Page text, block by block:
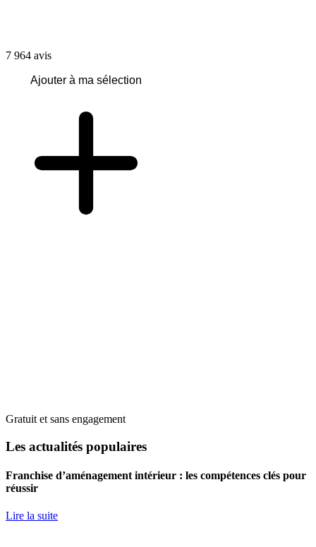
7 964 avis
Ajouter à ma sélection
Gratuit et sans engagement
Les actualités populaires
Franchise d’aménagement intérieur : les compétences clés pour
réussir
Lire la suite